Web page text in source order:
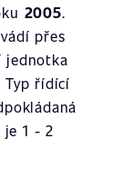
2005.
přes
jednotka
Typ řídící
1 - 2